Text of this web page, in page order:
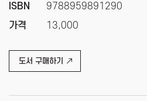
ISBN
가격
9788959891290
13,000
도서 구매하기